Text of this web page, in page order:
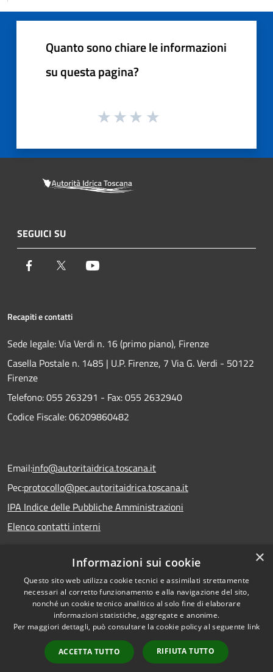
Quanto sono chiare le informazioni
su questa pagina?
SEGUICI SU
Facebook Twitter
Recapiti e contatti
Sede legale: Via Verdi n. 16 (primo piano), Firenze
Casella Postale n. 1485 | U.P. Firenze, 7 Via G. Verdi - 50122
Firenze
Telefono:055 263291 - Fax:055 2632940
Codice Fiscale: 06209860482
Email:info@autoritaidrica.toscana.it
Pec:protocollo@pec.autoritaidrica.toscana.it
IPA Indice delle Pubbliche Amministrazioni
Elenco contatti interni
Dichiarazione accessibilità
Accessibilità
Copyright © 2026 • Autorità
Idrica Toscana • Powered by
Municipium•
Accesso
redazione
×
Informazioni sui cookie
Questo sito web utilizza cookie tecnici e assimilati strettamente
necessari al corretto funzionamento e alla navigazione del sito,
nonché un cookie tecnico analitico al solo fine di elaborare
informazioni statistiche, aggregate e anonime.
Per maggiori dettagli, può consultare la cookie policy al seguente link
ACCETTA TUTTO RIFIUTA TUTTO